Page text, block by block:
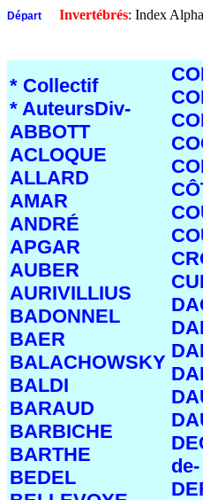
Départ Invertébrés: Index
* Collectif
* AuteursDiv-
ABBOTT
ACLOQUE
ALLARD
AMAR
ANDRÉ
APGAR
AUBER
AURIVILLIUS
BADONNEL
BAER
BALACHOWSKY
BALDI
BARAUD
BARBICHE
BARTHE
BEDEL
de-